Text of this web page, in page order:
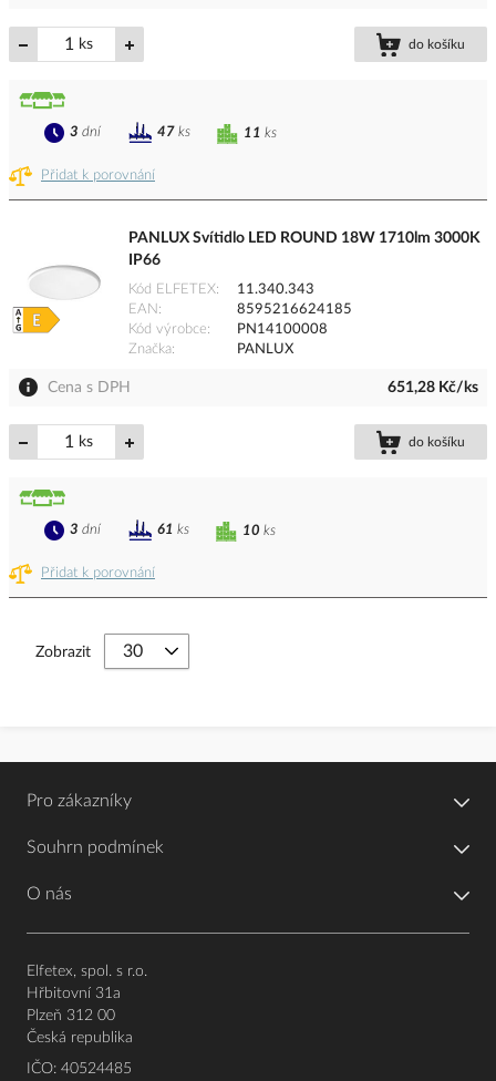
ks do košíku
Přidat k porovnání
11 ks
3 dní 47 ks
PANLUX Svítidlo LED ROUND 18W 1710lm 3000K
IP66
Kód ELFETEX
11.340.343
EAN
8595216624185
Kód výrobce
PN14100008
Značka
PANLUX
Cena s DPH 651,28 Kč/ks
ks do košíku
Přidat k porovnání
10 ks
3 dní 61 ks
Zobrazit
Pro zákazníky
Souhrn podmínek
O nás
Elfetex, spol. s r.o.
Hřbitovní 31a
Plzeň 312 00
Česká republika
IČO: 40524485